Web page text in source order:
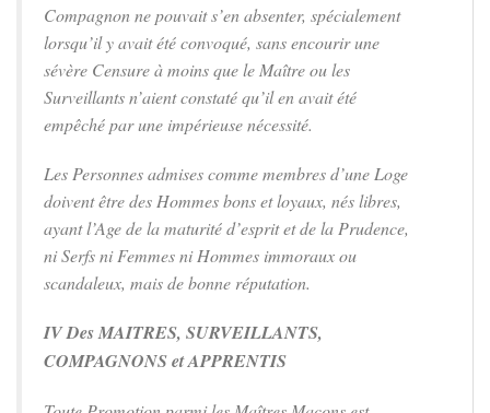
Compagnon ne pouvait s’en absenter, spécialement
lorsqu’il y avait été convoqué, sans encourir une
sévère Censure à moins que le Maître ou les
Surveillants n’aient constaté qu’il en avait été
empêché par une impérieuse nécessité.
Les Personnes admises comme membres d’une Loge
doivent être des Hommes bons et loyaux, nés libres,
ayant l’Age de la maturité d’esprit et de la Prudence,
ni Serfs ni Femmes ni Hommes immoraux ou
scandaleux, mais de bonne réputation.
IV Des MAITRES, SURVEILLANTS,
COMPAGNONS et APPRENTIS